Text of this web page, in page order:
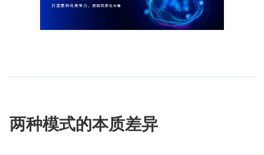
两种模式的本质差异